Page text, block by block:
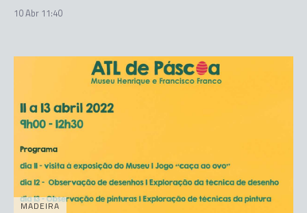
10 Abr 11:40
MADEIRA